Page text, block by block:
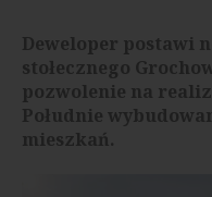
Deweloper postawi
stołecznego
pozwolenie na
Południe
mieszkań.